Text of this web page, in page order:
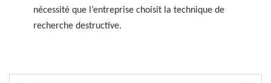
nécessité que l’entreprise choisit la technique de
recherche destructive.